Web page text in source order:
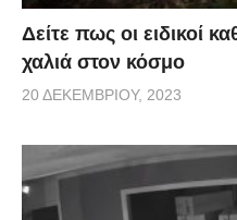
Δείτε πως οι ειδικοί
χαλιά στον κόσμο
20 ΔΕΚΕΜΒΡΊΟΥ, 2023